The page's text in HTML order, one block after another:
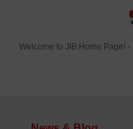
Welcome to JIB Home Page!